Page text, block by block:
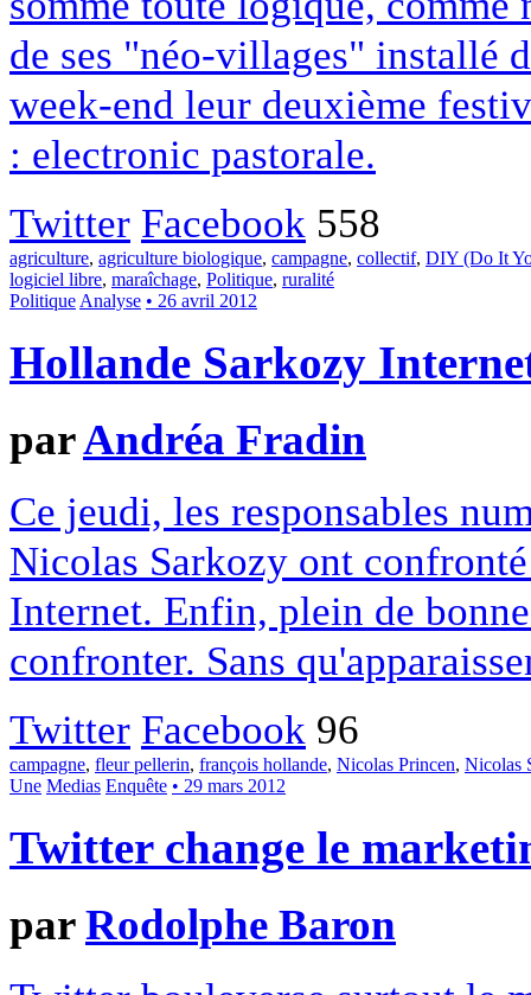
de ses "néo-villages" installé
week-end leur deuxième
: electronic pastorale.
Twitter Facebook 558
agriculture, agriculture biologique, campagne, collectif, DIY (Do It
logiciel libre, maraîchage, Politique, ruralité
Politique Analyse • 26 avril 2012
Hollande Sarkozy
parAndréa Fradin
Ce jeudi, les responsables
Nicolas Sarkozy ont
Internet. Enfin, plein de
confronter. Sans
Twitter Facebook 96
campagne, fleur pellerin, françois hollande, Nicolas Princen, Nicolas
Une Medias Enquête • 29 mars 2012
Twitter change le
parRodolphe Baron